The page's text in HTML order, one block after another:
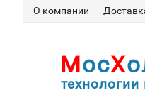
О компании
МосХ